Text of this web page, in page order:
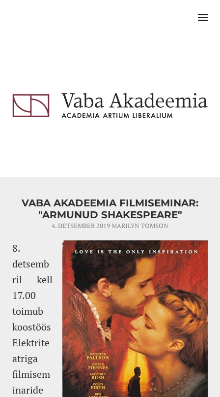
VABA AKADEEMIA FILMISEMINAR:
"ARMUNUD SHAKESPEARE"
4. DETSEMBER 2019MARILYN TOMSON
8.
detsemb
ril kell
17.00
toimub
koostöös
Elektrite
atriga
filmisem
inaride